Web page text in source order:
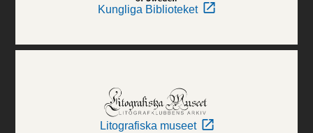
Kungliga Biblioteket
Litografiska museet